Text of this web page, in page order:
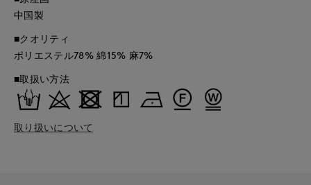
中国製
■クオリティ
ポリエステル78% 綿15% 麻7%
■取扱い方法
取り扱いについて